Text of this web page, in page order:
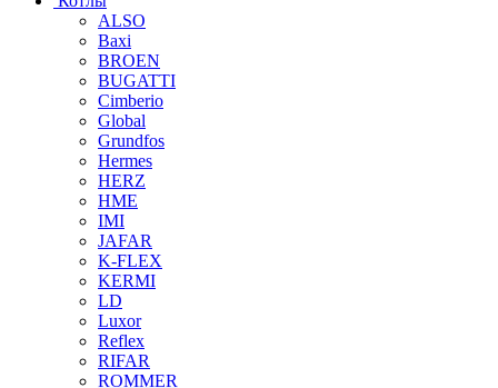
ALSO
Baxi
BROEN
BUGATTI
Cimberio
Global
Grundfos
Hermes
HERZ
HME
IMI
JAFAR
K-FLEX
KERMI
LD
Luxor
Reflex
RIFAR
ROMMER